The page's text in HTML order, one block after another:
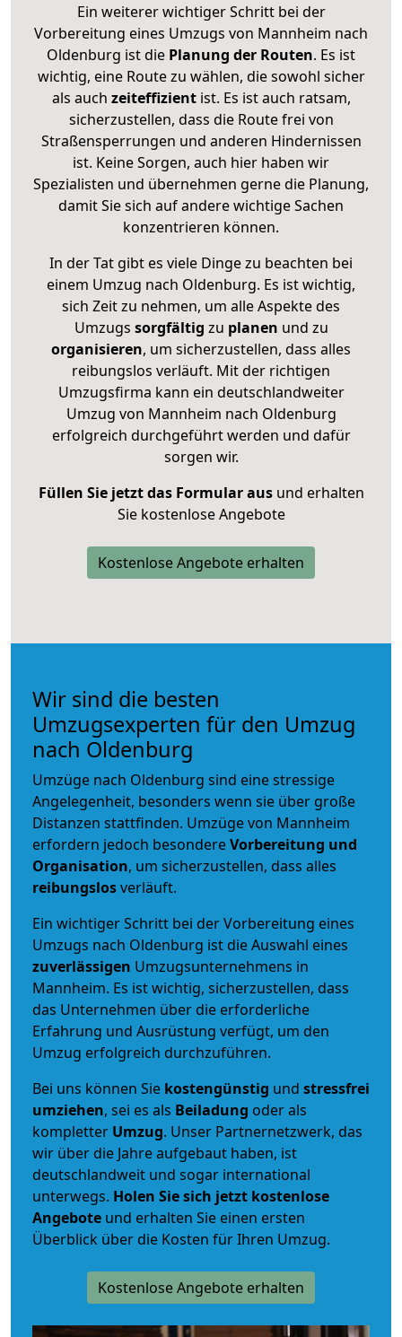
Ein weiterer wichtiger Schritt bei der
Vorbereitung eines Umzugs von Mannheim nach
Oldenburg ist die Planung der Routen. Es ist
wichtig, eine Route zu wählen, die sowohl sicher
als auch zeiteffizientist. Es ist auch ratsam,
sicherzustellen, dass die Route frei von
Straßensperrungen und anderen Hindernissen
ist. Keine Sorgen, auch hier haben wir
Spezialisten und übernehmen gerne die Planung,
damit Sie sich auf andere wichtige Sachen
konzentrieren können.
In der Tat gibt es viele Dinge zu beachten bei
einem Umzug nach Oldenburg. Es ist wichtig,
sich Zeit zu nehmen, um alle Aspekte des
Umzugs sorgfältig zu planen und zu
organisieren, um sicherzustellen, dass alles
reibungslos verläuft. Mit der richtigen
Umzugsfirma kann ein deutschlandweiter
Umzug von Mannheim nach Oldenburg
erfolgreich durchgeführt werden und dafür
sorgen wir.
Füllen Sie jetzt das Formular ausund erhalten
Sie kostenlose Angebote
Kostenlose Angebote erhalten
Wir sind die besten
Umzugsexperten für den Umzug
nach Oldenburg
Umzüge nach Oldenburg sind eine stressige
Angelegenheit, besonders wenn sie über große
Distanzen stattfinden. Umzüge von Mannheim
erfordern jedoch besondereVorbereitung und
Organisation, um sicherzustellen, dass alles
reibungslosverläuft.
Ein wichtiger Schritt bei der Vorbereitung eines
Umzugs nach Oldenburg ist die Auswahl eines
zuverlässigen Umzugsunternehmens in
Mannheim. Es ist wichtig, sicherzustellen, dass
das Unternehmen über die erforderliche
Erfahrung und Ausrüstung verfügt, um den
Umzug erfolgreich durchzuführen.
Bei uns können Sie kostengünstig und stressfrei
umziehen, sei es als Beiladung oder als
kompletter Umzug. Unser Partnernetzwerk, das
wir über die Jahre aufgebaut haben, ist
deutschlandweit und sogar international
unterwegs. Holen Sie sich jetzt kostenlose
Angebote und erhalten Sie einen ersten
Überblick über die Kosten für Ihren Umzug.
Kostenlose Angebote erhalten